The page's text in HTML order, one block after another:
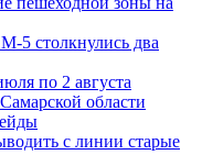
5 столкнулись два
по 2 августа
области
с линии старые